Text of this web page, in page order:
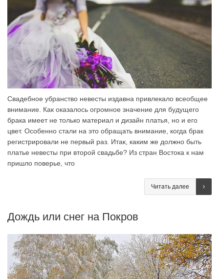
Свадебное убранство невесты издавна привлекало всеобщее
внимание. Как оказалось огромное значение для будущего
брака имеет не только материал и дизайн платья, но и его
цвет. Особенно стали на это обращать внимание, когда брак
регистрировали не первый раз. Итак, каким же должно быть
платье невесты при второй свадьбе? Из стран Востока к нам
пришло поверье, что
Читать далее
Дождь или снег на Покров